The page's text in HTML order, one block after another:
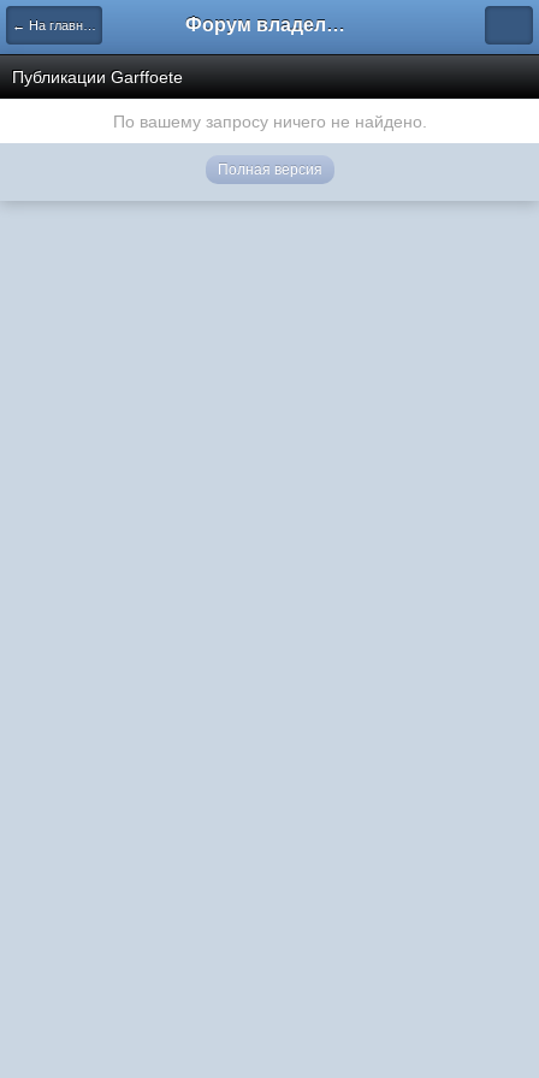
← На главную Форум владельцев интернет-магазинов
Публикации Garffoete
По вашему запросу ничего не найдено.
Полная версия